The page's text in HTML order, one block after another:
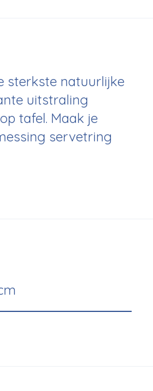
sterkste natuurlijke
uitstraling
tafel. Maak je
servetring